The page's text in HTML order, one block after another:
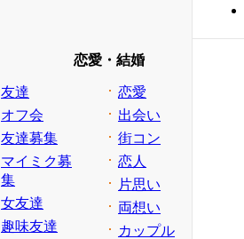
友達
オフ会
友達募集
マイミク募
集
女友達
趣味友達
恋愛・結婚
恋愛
出会い
街コン
恋人
片思い
両想い
カップル